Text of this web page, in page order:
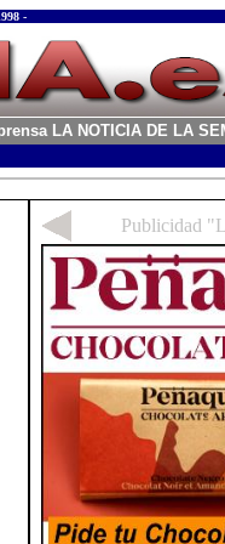
-
LA NOTICIA DE LA